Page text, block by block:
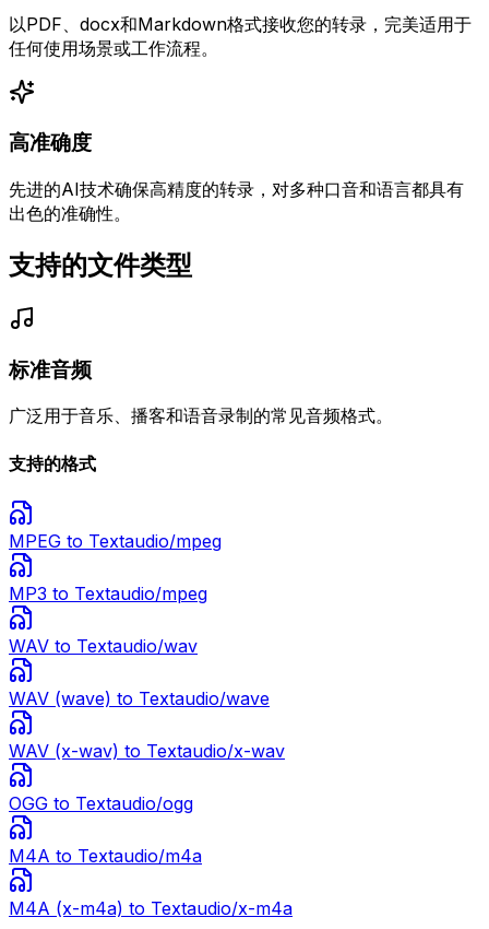
以PDF、docx和Markdown格式接收您的转录，完美适用于
任何使用场景或工作流程。
高准确度
先进的AI技术确保高精度的转录，对多种口音和语言都具有
出色的准确性。
支持的文件类型
标准音频
广泛用于音乐、播客和语音录制的常见音频格式。
支持的格式
MPEG to Textaudio/mpeg
MP3 to Textaudio/mpeg
WAV to Textaudio/wav
WAV (wave) to Textaudio/wave
WAV (x-wav) to Textaudio/x-wav
OGG to Textaudio/ogg
M4A to Textaudio/m4a
M4A (x-m4a) to Textaudio/x-m4a